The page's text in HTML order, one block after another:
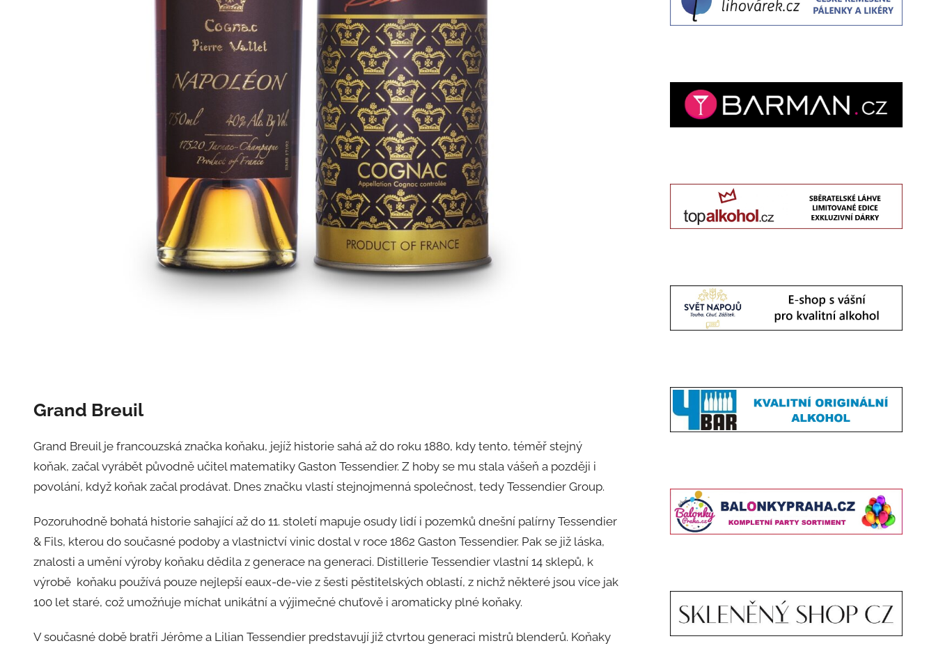
Grand Breuil
Grand Breuil je francouzská značka koňaku, jejíž historie sahá až do roku 1880, kdy tento, téměř stejný
koňak, začal vyrábět původně učitel matematiky Gaston Tessendier. Z hoby se mu stala vášeň a později i
povolání, když koňak začal prodávat. Dnes značku vlastí stejnojmenná společnost, tedy Tessendier Group.
Pozoruhodně bohatá historie sahající až do 11. století mapuje osudy lidí i pozemků dnešní palírny Tessendier
& Fils, kterou do současné podoby a vlastnictví vinic dostal v roce 1862 Gaston Tessendier. Pak se již láska,
znalosti a umění výroby koňaku dědila z generace na generaci. Distillerie Tessendier vlastní 14 sklepů, k
výrobě koňaku používá pouze nejlepší eaux-de-vie z šesti pěstitelských oblastí, z nichž některé jsou více jak
100 let staré, což umožńuje míchat unikátní a výjimečné chuťově i aromaticky plné koňaky.
V současné době bratři Jérôme a Lilian Tessendier predstavují již ctvrtou generaci mistrů blenderů. Koňaky